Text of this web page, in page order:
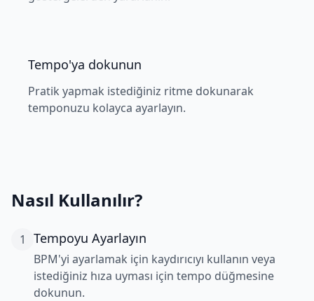
Tempo'ya dokunun
Pratik yapmak istediğiniz ritme dokunarak
temponuzu kolayca ayarlayın.
Nasıl Kullanılır?
1 Tempoyu Ayarlayın
BPM'yi ayarlamak için kaydırıcıyı kullanın veya
istediğiniz hıza uyması için tempo düğmesine
dokunun.